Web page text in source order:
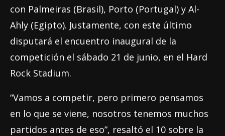
con Palmeiras (Brasil), Porto (Portugal) y Al-
Ahly (Egipto). Justamente, con este último
disputará el encuentro inaugural de la
competición el sábado 21 de junio, en el Hard
Rock Stadium.
“Vamos a competir, pero primero pensamos
en lo que se viene, nosotros tenemos muchos
partidos antes de eso”, resaltó el 10 sobre la